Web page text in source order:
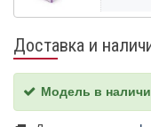
Доставка и
Модель в